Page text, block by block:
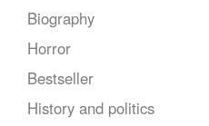
Biography
Horror
Bestseller
History and politics